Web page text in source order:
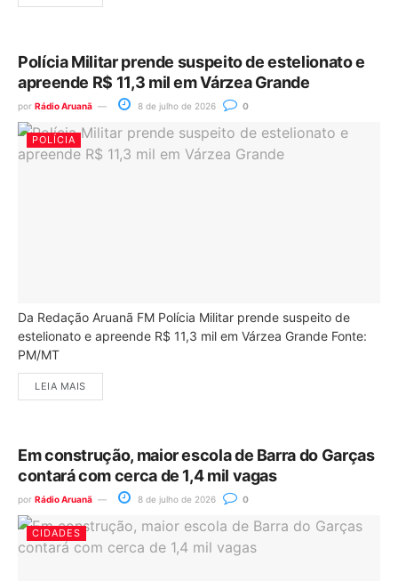
Polícia Militar prende suspeito de estelionato e
apreende R$ 11,3 mil em Várzea Grande
por Rádio Aruanã 8 de julho de 2026 0
POLÍCIA
Da Redação Aruanã FM Polícia Militar prende suspeito de
estelionato e apreende R$ 11,3 mil em Várzea Grande Fonte:
PM/MT
LEIA MAIS
Em construção, maior escola de Barra do Garças
contará com cerca de 1,4 mil vagas
por Rádio Aruanã 8 de julho de 2026 0
CIDADES